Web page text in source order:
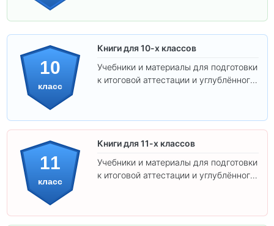
10
класс
Книги для 10-х классов
Учебники и материалы для подготовки
к итоговой аттестации и углублённого
11
класс
Книги для 11-х классов
Учебники и материалы для подготовки
к итоговой аттестации и углублённого